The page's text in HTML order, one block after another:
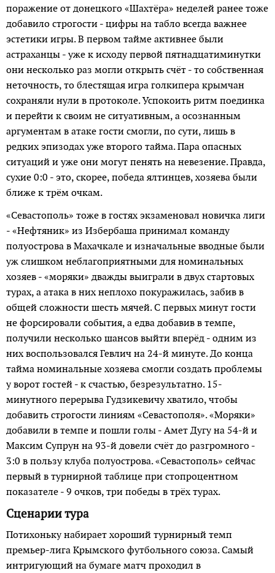
поражение от донецкого «Шахтёра» неделей ранее тоже
добавило строгости - цифры на табло всегда важнее
эстетики игры. В первом тайме активнее были
астраханцы - уже к исходу первой пятнадцатиминутки
они несколько раз могли открыть счёт - то собственная
неточность, то блестящая игра голкипера крымчан
сохраняли нули в протоколе. Успокоить ритм поединка
и перейти к своим не ситуативным, а осознанным
аргументам в атаке гости смогли, по сути, лишь в
редких эпизодах уже второго тайма. Пара опасных
ситуаций и уже они могут пенять на невезение. Правда,
сухие 0:0 - это, скорее, победа ялтинцев, хозяева были
ближе к трём очкам.
«Севастополь» тоже в гостях экзаменовал новичка лиги
- «Нефтяник» из Избербаша принимал команду
полуострова в Махачкале и изначальные ввод­ные были
уж слишком неблагоприятными для номинальных
хозяев - «моряки» дважды выиграли в двух стартовых
турах, а атака в них неплохо покуражилась, забив в
общей сложности шесть мячей. С первых минут гости
не форсировали события, а едва добавив в темпе,
получили несколько шансов выйти вперёд - одним из
них воспользовался Гевлич на 24-й минуте. До конца
тайма номинальные хозяева смогли создать проблемы
у ворот гостей - к счастью, безрезультатно. 15-
минутного перерыва Гудзикевичу хватило, чтобы
добавить строгости линиям «Севастополя». «Моряки»
добавили в темпе и пошли голы - Амет Дугу на 54-й и
Максим Супрун на 93-й довели счёт до разгромного -
3:0 в пользу клуба полуострова. «Севастополь» сейчас
первый в турнирной таблице при стопроцентном
показателе - 9 очков, три победы в трёх турах.
Сценарии тура
Потихоньку набирает хороший турнирный темп
премьер-лига Крымского футбольного союза. Самый
интригующий на бумаге матч проходил в